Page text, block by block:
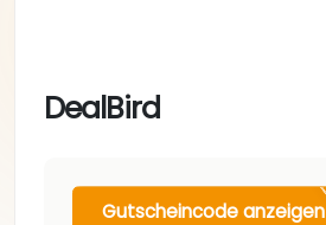
DealBird
Gutscheincode anzeigen